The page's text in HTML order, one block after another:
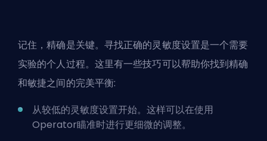
记住，精确是关键。寻找正确的灵敏度设置是一个需要
实验的个人过程。这里有一些技巧可以帮助你找到精确
和敏捷之间的完美平衡:
从较低的灵敏度设置开始。这样可以在使用
Operator瞄准时进行更细微的调整。